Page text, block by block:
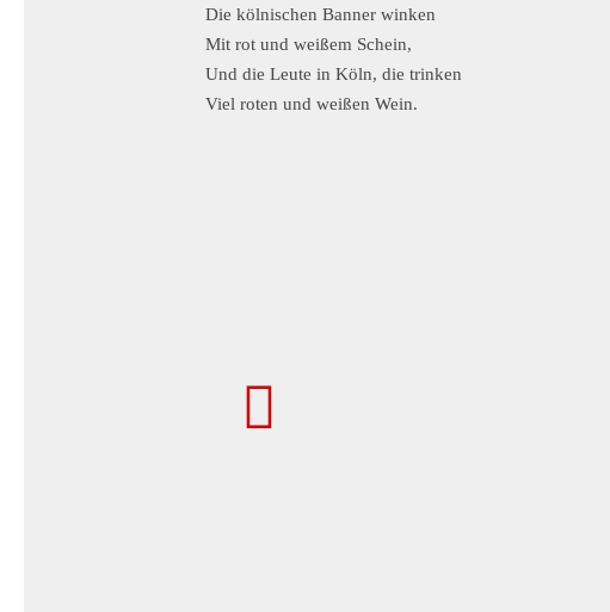
Die kölnischen Banner winken
Mit rot und weißem Schein,
Und die Leute in Köln, die trinken
Viel roten und weißen Wein.